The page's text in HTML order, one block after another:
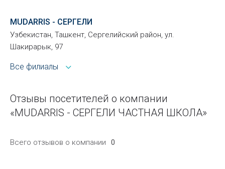
MUDARRIS - СЕРГЕЛИ
Узбекистан, Ташкент, Сергелийский район, ул.
Шакирарык, 97
Все филиалы
Отзывы посетителей о компании
«MUDARRIS - СЕРГЕЛИ ЧАСТНАЯ ШКОЛА»
Всего отзывов о компании 0